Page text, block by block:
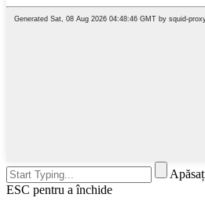
ESC pentru a închide